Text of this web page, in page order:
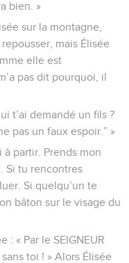
bien. »
sur la montagne,
mais Élisée
elle est
pas dit pourquoi, il
t’ai demandé un fils ?
pas un faux espoir.” »
à partir. Prends mon
Si tu rencontres
Si quelqu’un te
bâton sur le visage du
: « Par le SEIGNEUR
toi ! » Alors Élisée